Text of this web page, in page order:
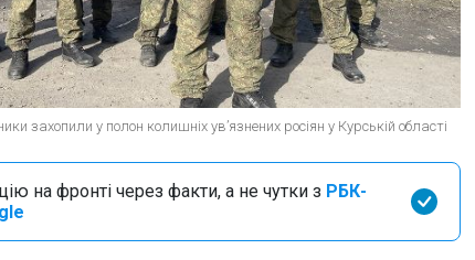
захопили у полон колишніх увʼязнених росіян у Курській області
на фронті через факти, а не чутки з РБК-